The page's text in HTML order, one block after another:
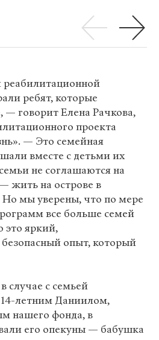
реабилитационной
ребят, которые
— говорит Елена Рачкова,
проекта
— Это семейная
вместе с детьми их
не соглашаются на
жить на острове в
Но мы уверены, что по мере
все больше семей
это яркий,
опыт, который
случае с семьей
летним Даниилом,
нашего фонда, в
его опекуны — бабушка